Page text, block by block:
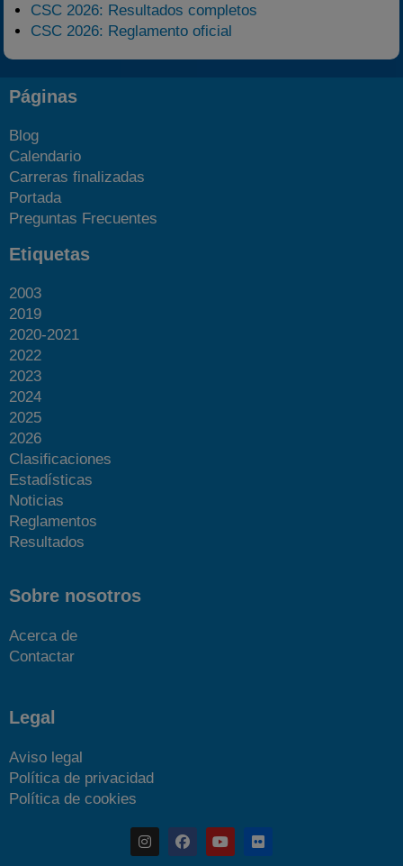
CSC 2026: Resultados completos
CSC 2026: Reglamento oficial
Páginas
Blog
Calendario
Carreras finalizadas
Portada
Preguntas Frecuentes
Etiquetas
2003
2019
2020-2021
2022
2023
2024
2025
2026
Clasificaciones
Estadísticas
Noticias
Reglamentos
Resultados
Sobre nosotros
Acerca de
Contactar
Legal
Aviso legal
Política de privacidad
Política de cookies